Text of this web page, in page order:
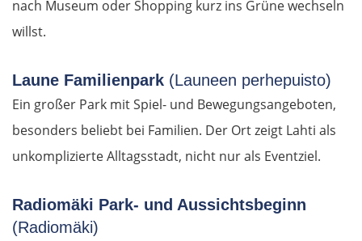
nach Museum oder Shopping kurz ins Grüne wechseln
willst.
Laune Familienpark (Launeen perhepuisto)
Ein großer Park mit Spiel- und Bewegungsangeboten,
besonders beliebt bei Familien. Der Ort zeigt Lahti als
unkomplizierte Alltagsstadt, nicht nur als Eventziel.
Radiomäki Park- und Aussichtsbeginn
(Radiomäki)
Saint-Tropez
Avignon
Montpellier